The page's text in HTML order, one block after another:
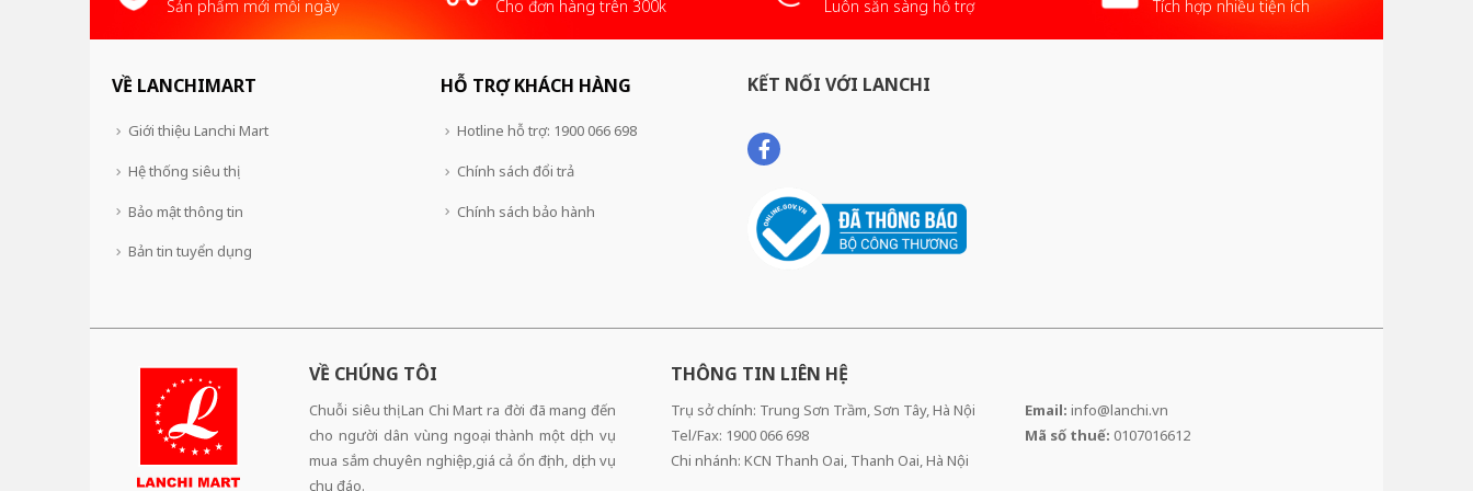
Sản phẩm mới mỗi ngày Cho đơn hàng trên 300k Luôn sẵn sàng hỗ trợ Tích hợp nhiều tiện ích
VỀ LANCHIMART
Giới thiệu Lanchi Mart
Hệ thống siêu thị
Bảo mật thông tin
Bản tin tuyển dụng
HỖ TRỢ KHÁCH HÀNG
Hotline hỗ trợ: 1900 066 698
Chính sách đổi trả
Chính sách bảo hành
KẾT NỐI VỚI LANCHI
VỀ CHÚNG TÔI
Chuỗi siêu thị Lan Chi Mart ra đời đã mang đến
cho người dân vùng ngoại thành một dịch vụ
mua sắm chuyên nghiệp,giá cả ổn định, dịch vụ
chu đáo.
THÔNG TIN LIÊN HỆ
Trụ sở chính: Trung Sơn Trầm, Sơn Tây, Hà Nội
Tel/Fax: 1900 066 698
Chi nhánh: KCN Thanh Oai, Thanh Oai, Hà Nội
Email: info@lanchi.vn
Mã số thuế: 0107016612